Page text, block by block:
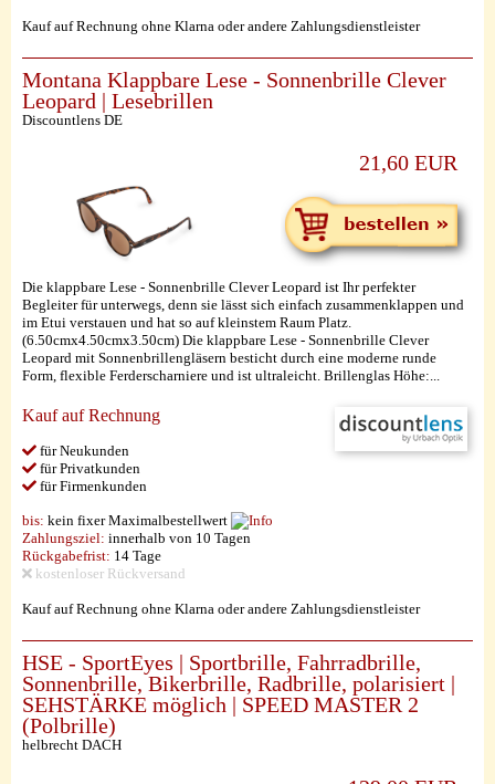
Kauf auf Rechnung ohne Klarna oder andere Zahlungsdienstleister
Montana Klappbare Lese - Sonnenbrille Clever
Leopard | Lesebrillen
Discountlens DE
21,60 EUR
Die klappbare Lese - Sonnenbrille Clever Leopard ist Ihr perfekter
Begleiter für unterwegs, denn sie lässt sich einfach zusammenklappen und
im Etui verstauen und hat so auf kleinstem Raum Platz.
(6.50cmx4.50cmx3.50cm) Die klappbare Lese - Sonnenbrille Clever
Leopard mit Sonnenbrillengläsern besticht durch eine moderne runde
Form, flexible Ferderscharniere und ist ultraleicht. Brillenglas Höhe:...
Kauf auf Rechnung
für Neukunden
für Privatkunden
für Firmenkunden
bis: kein fixer Maximalbestellwert
Zahlungsziel: innerhalb von 10 Tagen
Rückgabefrist: 14 Tage
kostenloser Rückversand
Kauf auf Rechnung ohne Klarna oder andere Zahlungsdienstleister
HSE - SportEyes | Sportbrille, Fahrradbrille,
Sonnenbrille, Bikerbrille, Radbrille, polarisiert |
SEHSTÄRKE möglich | SPEED MASTER 2
(Polbrille)
helbrecht DACH